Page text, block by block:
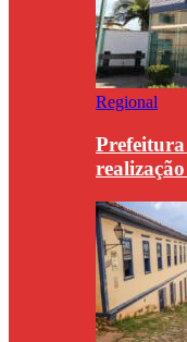
Regional